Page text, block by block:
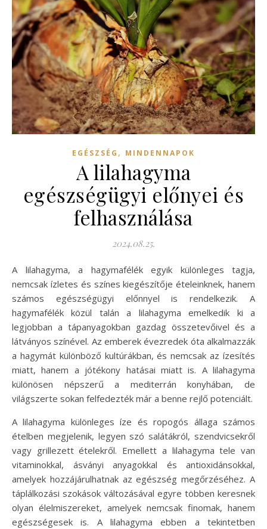
EGÉSZSÉG , MINDENNAPOK
A lilahagyma
egészségügyi előnyei és
felhasználása
2024.08.25.
A lilahagyma, a hagymafélék egyik különleges tagja,
nemcsak ízletes és színes kiegészítője ételeinknek, hanem
számos egészségügyi előnnyel is rendelkezik. A
hagymafélék közül talán a lilahagyma emelkedik ki a
legjobban a tápanyagokban gazdag összetevőivel és a
látványos színével. Az emberek évezredek óta alkalmazzák
a hagymát különböző kultúrákban, és nemcsak az ízesítés
miatt, hanem a jótékony hatásai miatt is. A lilahagyma
különösen népszerű a mediterrán konyhában, de
világszerte sokan felfedezték már a benne rejlő potenciált.
A lilahagyma különleges íze és ropogós állaga számos
ételben megjelenik, legyen szó salátákról, szendvicsekről
vagy grillezett ételekről. Emellett a lilahagyma tele van
vitaminokkal, ásványi anyagokkal és antioxidánsokkal,
amelyek hozzájárulhatnak az egészség megőrzéséhez. A
táplálkozási szokások változásával egyre többen keresnek
olyan élelmiszereket, amelyek nemcsak finomak, hanem
egészségesek is. A lilahagyma ebben a tekintetben